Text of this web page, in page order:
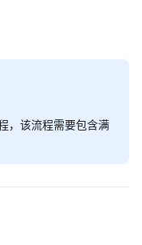
，该流程需要包含满